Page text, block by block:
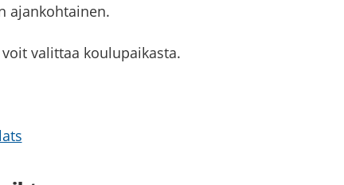
ajankohtainen.
valittaa koulupaikasta.